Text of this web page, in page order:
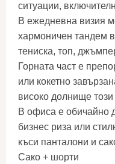
ситуации,
В ежедневна визия
хармоничен тандем
тениска, топ,
Горната част е
или кокетно
високо долнище
В офиса е обичайно
бизнес риза или
къси панталони и
Сако + шорти